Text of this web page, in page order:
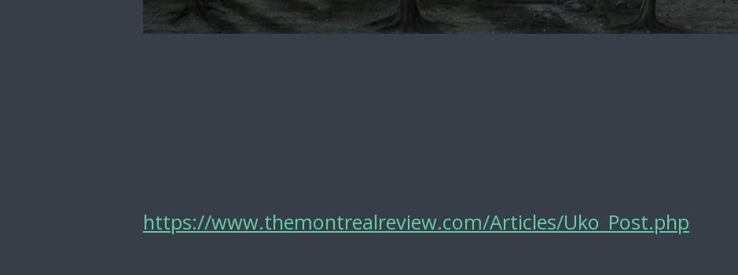
https://www.themontrealreview.com/Articles/Uko_Post.php